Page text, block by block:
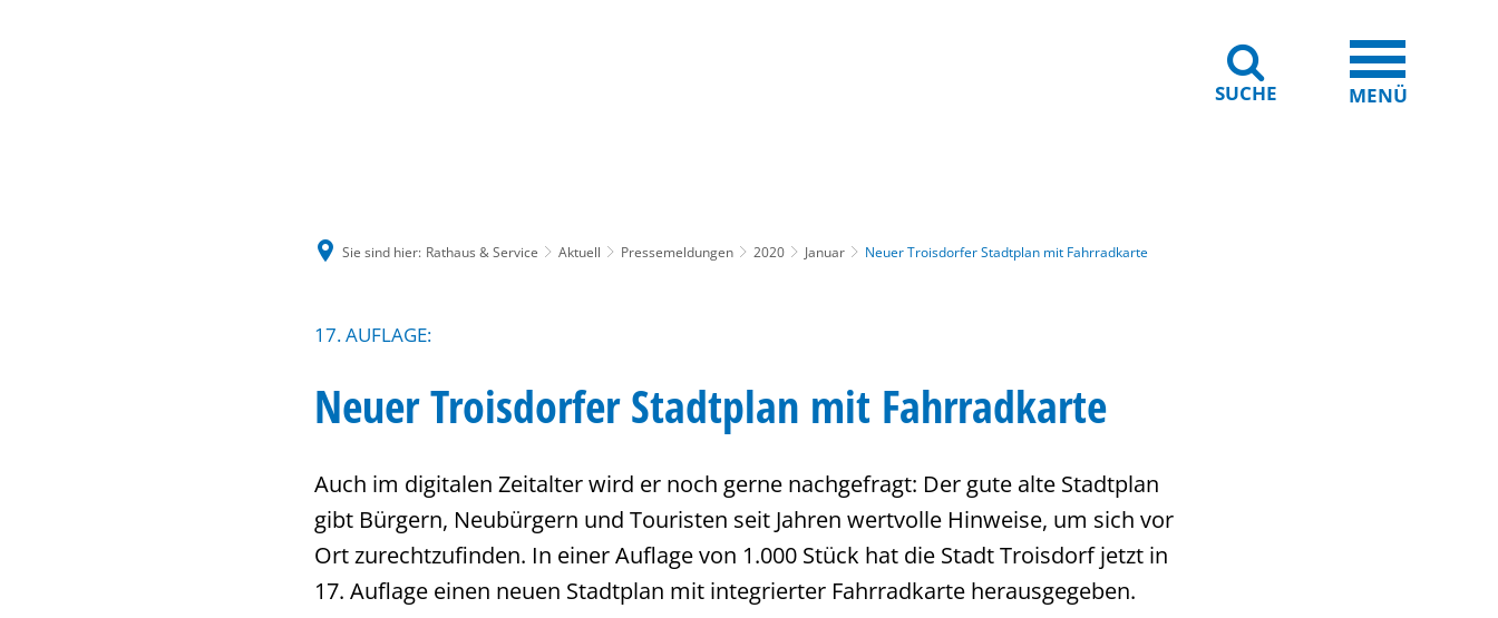
SUCHE MENÜ
Sie sind hier: Rathaus & Service Aktuell Pressemeldungen 2020 Januar Neuer Troisdorfer Stadtplan mit Fahrradkarte
17. AUFLAGE:
Neuer Troisdorfer Stadtplan mit Fahrradkarte
Auch im digitalen Zeitalter wird er noch gerne nachgefragt: Der gute alte Stadtplan
gibt Bürgern, Neubürgern und Touristen seit Jahren wertvolle Hinweise, um sich vor
Ort zurechtzufinden. In einer Auflage von 1.000 Stück hat die Stadt Troisdorf jetzt in
17. Auflage einen neuen Stadtplan mit integrierter Fahrradkarte herausgegeben.